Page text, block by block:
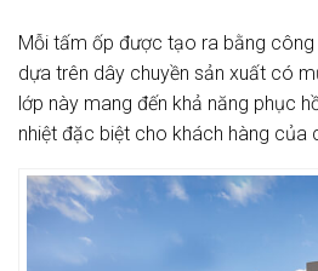
Mỗi tấm ốp được tạo ra bằng công
dựa trên dây chuyền sản xuất có
lớp này mang đến khả năng phục
nhiệt đặc biệt cho khách hàng của